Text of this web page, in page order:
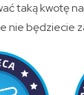
taką kwotę
nie będziecie